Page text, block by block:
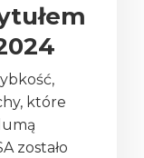
które
zostało